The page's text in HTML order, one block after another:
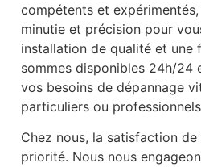
compétents et
minutie et précision pour
installation de qualité et une
sommes disponibles 24h/24
vos besoins de dépannage
particuliers ou
Chez nous, la satisfaction
priorité. Nous nous